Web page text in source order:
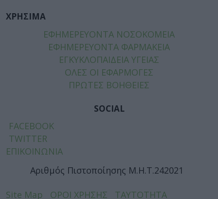
ΧΡΗΣΙΜΑ
ΕΦΗΜΕΡΕΥΟΝΤΑ ΝΟΣΟΚΟΜΕΙΑ
ΕΦΗΜΕΡΕΥΟΝΤΑ ΦΑΡΜΑΚΕΙΑ
ΕΓΚΥΚΛΟΠΑΙΔΕΙΑ ΥΓΕΙΑΣ
ΟΛΕΣ ΟΙ ΕΦΑΡΜΟΓΕΣ
ΠΡΩΤΕΣ ΒΟΗΘΕΙΕΣ
SOCIAL
FACEBOOK
TWITTER
ΕΠΙΚΟΙΝΩΝΙΑ
Αριθμός Πιστοποίησης Μ.Η.Τ.242021
Site Map ΟΡΟΙ ΧΡΗΣΗΣ ΤΑΥΤΟΤΗΤΑ